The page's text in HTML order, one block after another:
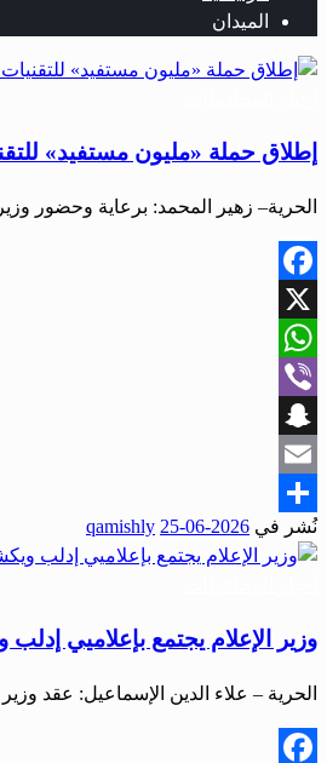
الميدان
إطلاق حملة «مليون مستفيد»
الحرية– زهير المحمد: برعاية وحضور
Facebook
X
WhatsApp
Viber
Snapchat
Email
Share
نُشر في 2026-06-25
qamishly
وزير الإعلام يجتمع بإعلاميي
الحرية – علاء الدين الإسماعيل: عقد